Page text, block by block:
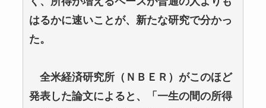
はるかに速いことが、新たな研究で分かっ
た。
全米経済研究所（ＮＢＥＲ）がこのほど
発表した論文によると、「一生の間の所得